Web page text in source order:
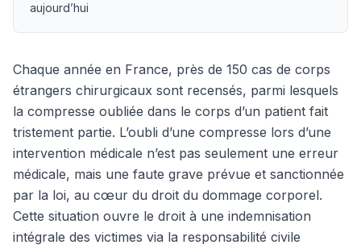
aujourd’hui
Chaque année en France, près de 150 cas de corps
étrangers chirurgicaux sont recensés, parmi lesquels
la compresse oubliée dans le corps d’un patient fait
tristement partie. L’oubli d’une compresse lors d’une
intervention médicale n’est pas seulement une erreur
médicale, mais une faute grave prévue et sanctionnée
par la loi, au cœur du droit du dommage corporel.
Cette situation ouvre le droit à une indemnisation
intégrale des victimes via la responsabilité civile